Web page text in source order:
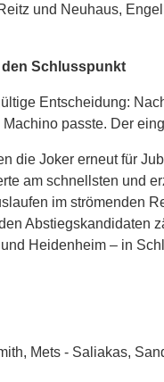
und Neuhaus,
den Schlusspunkt
Entscheidung:
passte. Der
die Joker erneut für
am schnellsten und
im strömenden
Abstiegskandidaten
Heidenheim – in
Mets - Saliakas,